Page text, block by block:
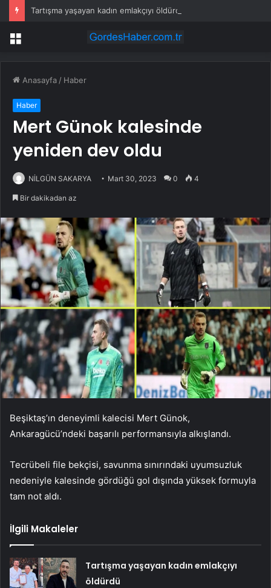
Tartışma yaşayan kadın emlakçıyı öldürdü
Menü
Anasayfa / Haber
Haber
Mert Günok kalesinde
yeniden dev oldu
NİLGÜN SAKARYA Mart 30, 2023 0 4
Bir dakikadan az
Beşiktaş’ın deneyimli kalecisi Mert Günok,
Ankaragücü’ndeki başarılı performansıyla alkışlandı.
Tecrübeli file bekçisi, savunma sınırındaki uyumsuzluk
nedeniyle kalesinde gördüğü gol dışında yüksek formuyla
tam not aldı.
İlgili Makaleler
Tartışma yaşayan kadın emlakçıyı
öldürdü